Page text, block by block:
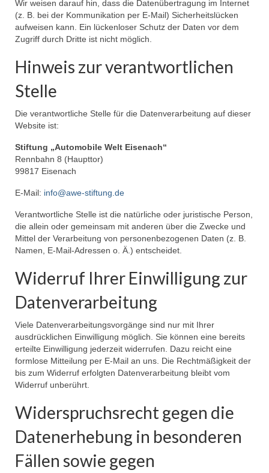
Wir weisen darauf hin, dass die Datenübertragung im Internet
(z. B. bei der Kommunikation per E-Mail) Sicherheitslücken
aufweisen kann. Ein lückenloser Schutz der Daten vor dem
Zugriff durch Dritte ist nicht möglich.
Hinweis zur verantwortlichen
Stelle
Die verantwortliche Stelle für die Datenverarbeitung auf dieser
Website ist:
Stiftung „Automobile Welt Eisenach“
Rennbahn 8 (Haupttor)
99817 Eisenach
E-Mail: info@awe-stiftung.de
Verantwortliche Stelle ist die natürliche oder juristische Person,
die allein oder gemeinsam mit anderen über die Zwecke und
Mittel der Verarbeitung von personenbezogenen Daten (z. B.
Namen, E-Mail-Adressen o. Ä.) entscheidet.
Widerruf Ihrer Einwilligung zur
Datenverarbeitung
Viele Datenverarbeitungsvorgänge sind nur mit Ihrer
ausdrücklichen Einwilligung möglich. Sie können eine bereits
erteilte Einwilligung jederzeit widerrufen. Dazu reicht eine
formlose Mitteilung per E-Mail an uns. Die Rechtmäßigkeit der
bis zum Widerruf erfolgten Datenverarbeitung bleibt vom
Widerruf unberührt.
Widerspruchsrecht gegen die
Datenerhebung in besonderen
Fällen sowie gegen